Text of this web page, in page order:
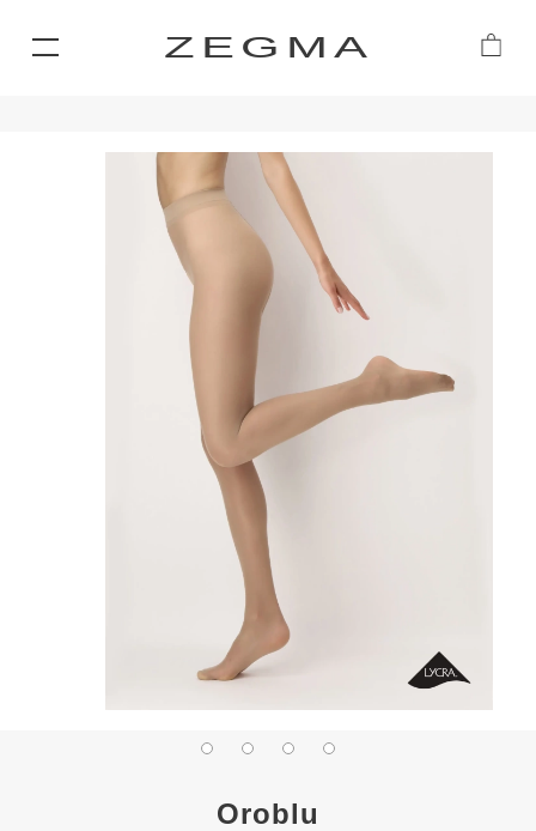
ZEGMA
Oroblu